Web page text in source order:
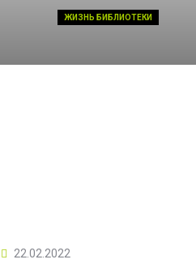
ЖИЗНЬ БИБЛИОТЕКИ
22.02.2022